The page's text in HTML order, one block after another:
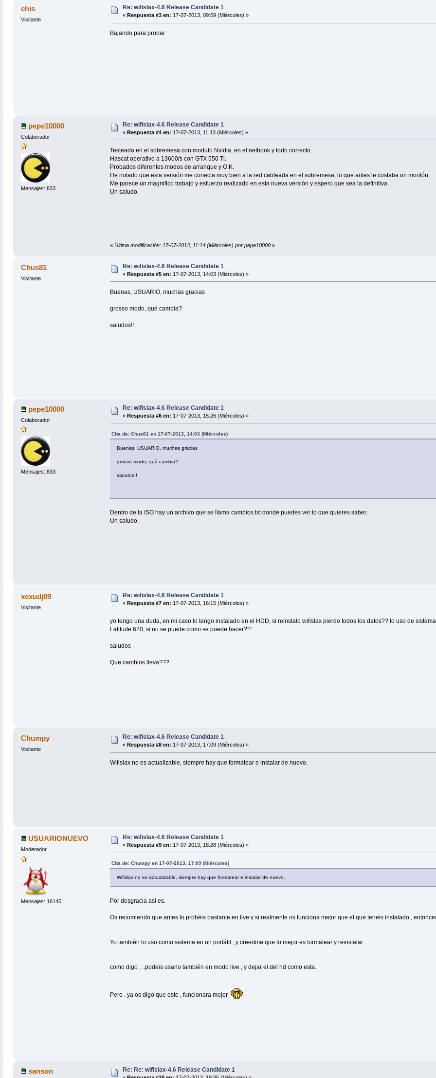
chis
Visitante
Re: wifislax-4.6 Release Candidate 1
« Respuesta #3 en: 17-07-2013, 09:59 (Miércoles) »
Bajando para probar
pepe10000
Colaborador
Mensajes: 833
Re: wifislax-4.6 Release Candidate 1
« Respuesta #4 en: 17-07-2013, 11:13 (Miércoles) »
Testeada en el sobremesa con modulo Nvidia, en el netbook y todo correcto.
Hascat operativo a 13600/s con GTX 550 Ti.
Probados diferentes modos de arranque y O.K.
He notado que esta versión me conecta muy bien a la red cableada en el sobremesa, lo que antes le costaba un montón.
Me parece un magnifico trabajo y esfuerzo realizado en esta nueva versión y espero que sea la definitiva.
Un saludo.
«Última modificación: 17-07-2013, 11:14 (Miércoles) por pepe10000 »
Chus81
Visitante
Re: wifislax-4.6 Release Candidate 1
« Respuesta #5 en: 17-07-2013, 14:03 (Miércoles) »
Buenas, USUARIO, muchas gracias
grosso modo, qué cambia?
saludos!!
pepe10000
Colaborador
Mensajes: 833
Re: wifislax-4.6 Release Candidate 1
« Respuesta #6 en: 17-07-2013, 15:26 (Miércoles) »
Cita de: Chus81 en 17-07-2013, 14:03 (Miércoles)
Buenas, USUARIO, muchas gracias
grosso modo, qué cambia?
saludos!!
Dentro de la ISO hay un archivo que se llama cambios.txt donde puedes ver lo que quieres saber.
Un saludo.
xexudj89
Visitante
Re: wifislax-4.6 Release Candidate 1
« Respuesta #7 en: 17-07-2013, 16:15 (Miércoles) »
yo tengo una duda, en mi caso lo tengo instalado en el HDD, si reinstalo wifislax pierdo todos los datos?? lo uso de
Latitude 620, si no se puede como se puede hacer??'
saludos
Que cambios lleva???
Chumpy
Visitante
Re: wifislax-4.6 Release Candidate 1
« Respuesta #8 en: 17-07-2013, 17:09 (Miércoles) »
Wifislax no es actualizable, siempre hay que formatear e instalar de nuevo.
USUARIONUEVO
Moderador
Mensajes: 16145
Re: wifislax-4.6 Release Candidate 1
« Respuesta #9 en: 17-07-2013, 18:28 (Miércoles) »
Cita de: Chumpy en 17-07-2013, 17:09 (Miércoles)
Wifislax no es actualizable, siempre hay que formatear e instalar de nuevo.
Por desgracia asi es.
Os recomiendo que antes lo probéis bastante en live y si realmente os funciona mejor que el que teneis instalado ,
Yo también lo uso como sistema en un portátil , y creedme que lo mejor es formatear y reinstalar.
como digo , ..podeis usarlo también en modo live , y dejar el del hd como esta.
Pero . ya os digo que este , funcionara mejor
sanson Re: Re: wifislax-4.6 Release Candidate 1